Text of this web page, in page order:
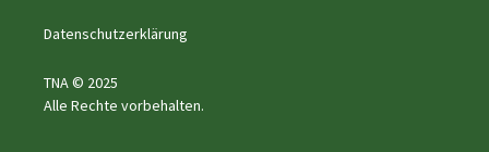
Datenschutzerklärung
TNA © 2025
Alle Rechte vorbehalten.